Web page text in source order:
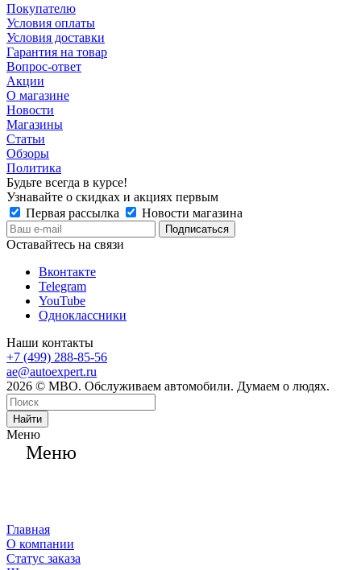
Покупателю
Условия оплаты
Условия доставки
Гарантия на товар
Вопрос-ответ
Акции
О магазине
Новости
Магазины
Статьи
Обзоры
Политика
Будьте всегда в курсе!
Узнавайте о скидках и акциях первым
Первая рассылка
Новости магазина
Оставайтесь на связи
Вконтакте
Telegram
YouTube
Одноклассники
Наши контакты
+7 (499) 288-85-56
ae@autoexpert.ru
2026 © МВО. Обслуживаем автомобили. Думаем о людях.
Найти
Меню
Меню
Главная
О компании
Статус заказа